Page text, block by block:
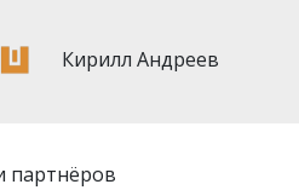
Кирилл Андреев
партнёров